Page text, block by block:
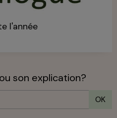
l'année
son explication?
OK